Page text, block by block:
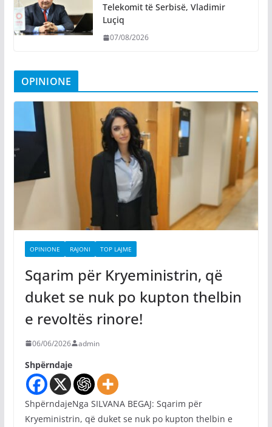
Telekomit të Serbisë, Vladimir
Luçiq
07/08/2026
OPINIONE
OPINIONE RAJONI TOP LAJME
Sqarim për Kryeministrin, që
duket se nuk po kupton thelbin
e revoltës rinore!
06/06/2026 admin
Shpërndaje
ShpërndajeNga SILVANA BEGAJ: Sqarim për
Kryeministrin, që duket se nuk po kupton thelbin e